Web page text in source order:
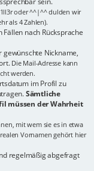
oder ^^|^^ dulden wir
als 4 Zahlen).
nach Rücksprache
Nickname,
Die Mail-Adresse kann
werden.
im Profil zu
Sämtliche
müssen der Wahrheit
mit wem sie es in etwa
Vornamen gehört hier
regelmäßig abgefragt